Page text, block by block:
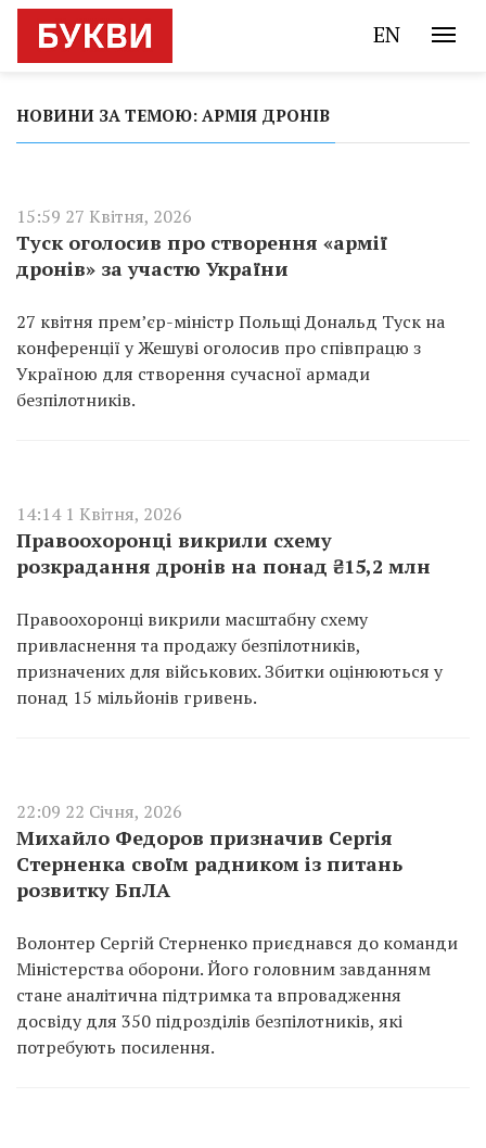
EN
НОВИНИ ЗА ТЕМОЮ: АРМІЯ ДРОНІВ
15:59 27 Квітня, 2026
Туск оголосив про створення «армії
дронів» за участю України
27 квітня прем’єр-міністр Польщі Дональд Туск на
конференції у Жешуві оголосив про співпрацю з
Україною для створення сучасної армади
безпілотників.
14:14 1 Квітня, 2026
Правоохоронці викрили схему
розкрадання дронів на понад ₴15,2 млн
Правоохоронці викрили масштабну схему
привласнення та продажу безпілотників,
призначених для військових. Збитки оцінюються у
понад 15 мільйонів гривень.
22:09 22 Січня, 2026
Михайло Федоров призначив Сергія
Стерненка своїм радником із питань
розвитку БпЛА
Волонтер Сергій Стерненко приєднався до команди
Міністерства оборони. Його головним завданням
стане аналітична підтримка та впровадження
досвіду для 350 підрозділів безпілотників, які
потребують посилення.